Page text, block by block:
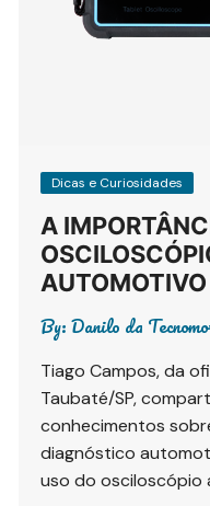
Dicas e Curiosidades
A
AUTOMOTIVO
By:Danilo da
Tiago Campos, da
Taubaté/SP,
conhecimentos
diagnóstico
uso do osciloscópio